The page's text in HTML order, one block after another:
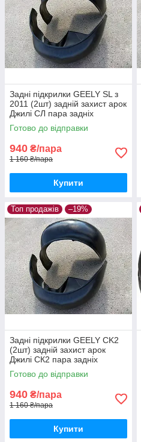
Задні підкрилки GEELY SL з
2011 (2шт) задній захист арок
Джилі СЛ пара задніх
Готово до відправки
940 ₴/пара
1 160 ₴/пара
Купити
Топ продажів –19%
Задні підкрилки GEELY СK2
(2шт) задній захист арок
Джилі СК2 пара задніх
Готово до відправки
940 ₴/пара
1 160 ₴/пара
Купити